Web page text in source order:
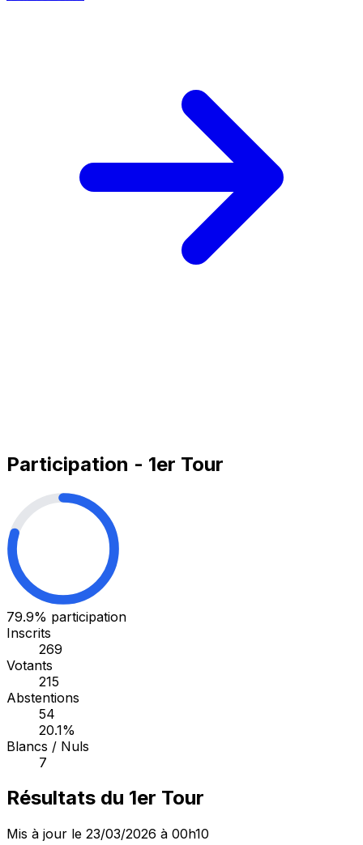
Participation - 1er Tour
79.9% participation
Inscrits
269
Votants
215
Abstentions
54
20.1%
Blancs / Nuls
7
Résultats du 1er Tour
Mis à jour le 23/03/2026 à 00h10